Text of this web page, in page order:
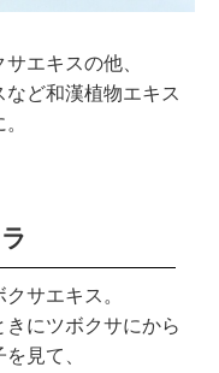
エキスの他、
ど和漢植物エキス
サエキス。
にツボクサにから
見て、